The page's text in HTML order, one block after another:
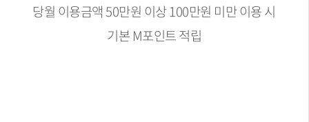
당월 이용금액 50만원 이상 100만원 미만 이용 시
기본 M포인트 적립